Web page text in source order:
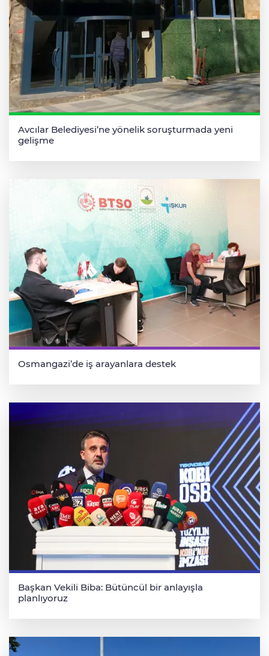
Avcılar Belediyesi’ne yönelik soruşturmada yeni
gelişme
Osmangazi’de iş arayanlara destek
Başkan Vekili Biba: Bütüncül bir anlayışla
planlıyoruz